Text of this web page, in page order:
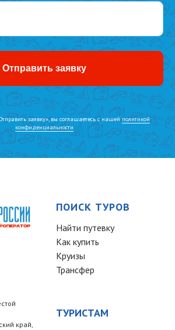
Отправить заявку
заявку», вы соглашаетесь с нашей политикой
конфиденциальности
край,
ПОИСК ТУРОВ
Найти путевку
Как купить
Круизы
Трансфер
ТУРИСТАМ